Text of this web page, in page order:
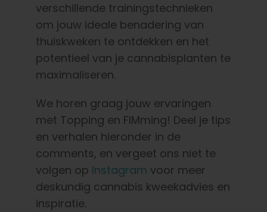
verschillende trainingstechnieken
om jouw ideale benadering van
thuiskweken te ontdekken en het
potentieel van je cannabisplanten te
maximaliseren.
We horen graag jouw ervaringen
met Topping en FIMming! Deel je tips
en verhalen hieronder in de
comments, en vergeet ons niet te
volgen op Instagram voor meer
deskundig cannabis kweekadvies en
inspiratie.